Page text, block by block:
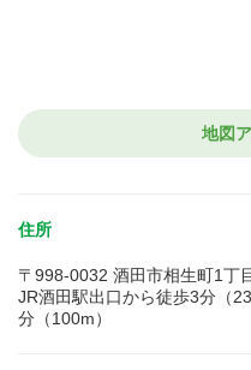
地図
住所
〒998-0032 酒田市相生町1丁
JR酒田駅出口から徒歩3分（
分（100m）